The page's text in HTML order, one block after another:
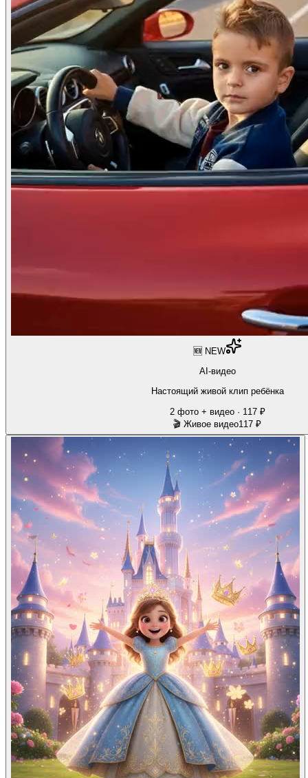
🆕 NEW
AI-видео
Настоящий живой клип ребёнка
2 фото + видео · 117 ₽
🎬 Живое видео117 ₽